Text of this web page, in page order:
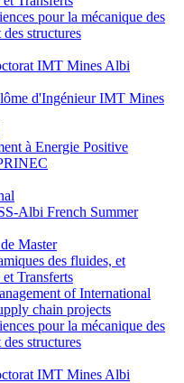
pour la mécanique des
structures
IMT Mines Albi
d'Ingénieur IMT Mines
à Energie Positive
Albi French Summer
Master
des fluides, et
Transferts
of International
chain projects
pour la mécanique des
structures
IMT Mines Albi